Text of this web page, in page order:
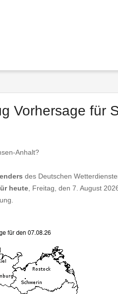
Vorhersage für
Anhalt?
des Deutschen
heute , Freitag, den 7. August